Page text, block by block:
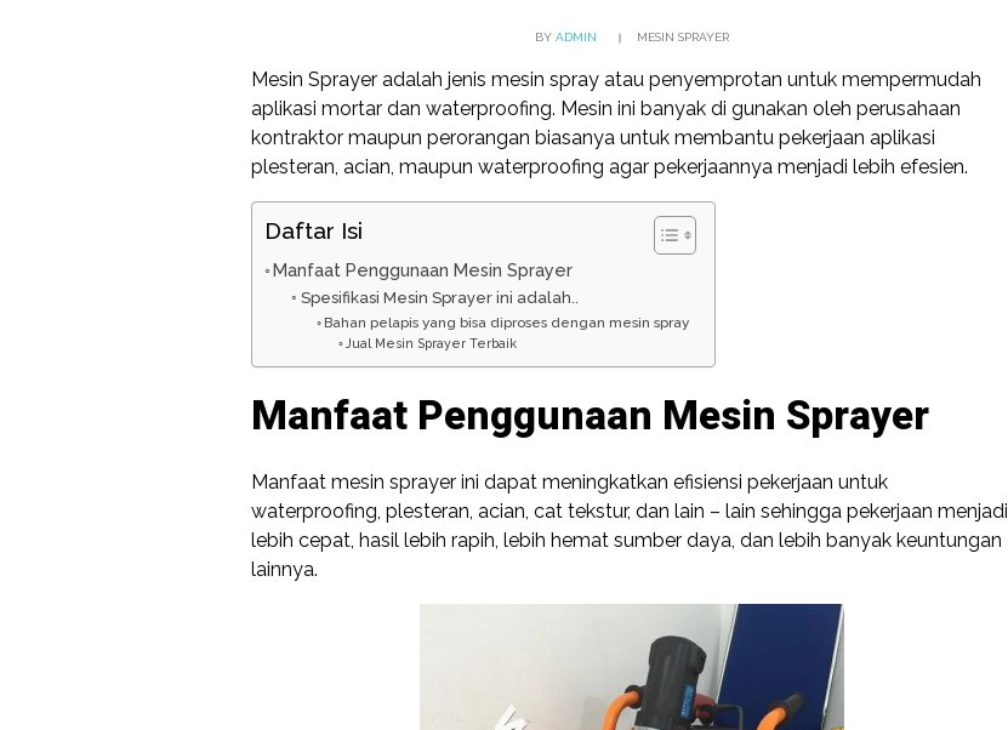
BY ADMIN MESIN SPRAYER
Mesin Sprayer adalah jenis mesin spray atau penyemprotan untuk mempermudah
aplikasi mortar dan waterproofing. Mesin ini banyak di gunakan oleh perusahaan
kontraktor maupun perorangan biasanya untuk membantu pekerjaan aplikasi
plesteran, acian, maupun waterproofing agar pekerjaannya menjadi lebih efesien.
Daftar Isi
Manfaat Penggunaan Mesin Sprayer
Spesifikasi Mesin Sprayer ini adalah..
Bahan pelapis yang bisa diproses dengan mesin spray
Jual Mesin Sprayer Terbaik
Manfaat Penggunaan Mesin Sprayer
Manfaat mesin sprayer ini dapat meningkatkan efisiensi pekerjaan untuk
waterproofing, plesteran, acian, cat tekstur, dan lain – lain sehingga pekerjaan menjadi
lebih cepat, hasil lebih rapih, lebih hemat sumber daya, dan lebih banyak keuntungan
lainnya.